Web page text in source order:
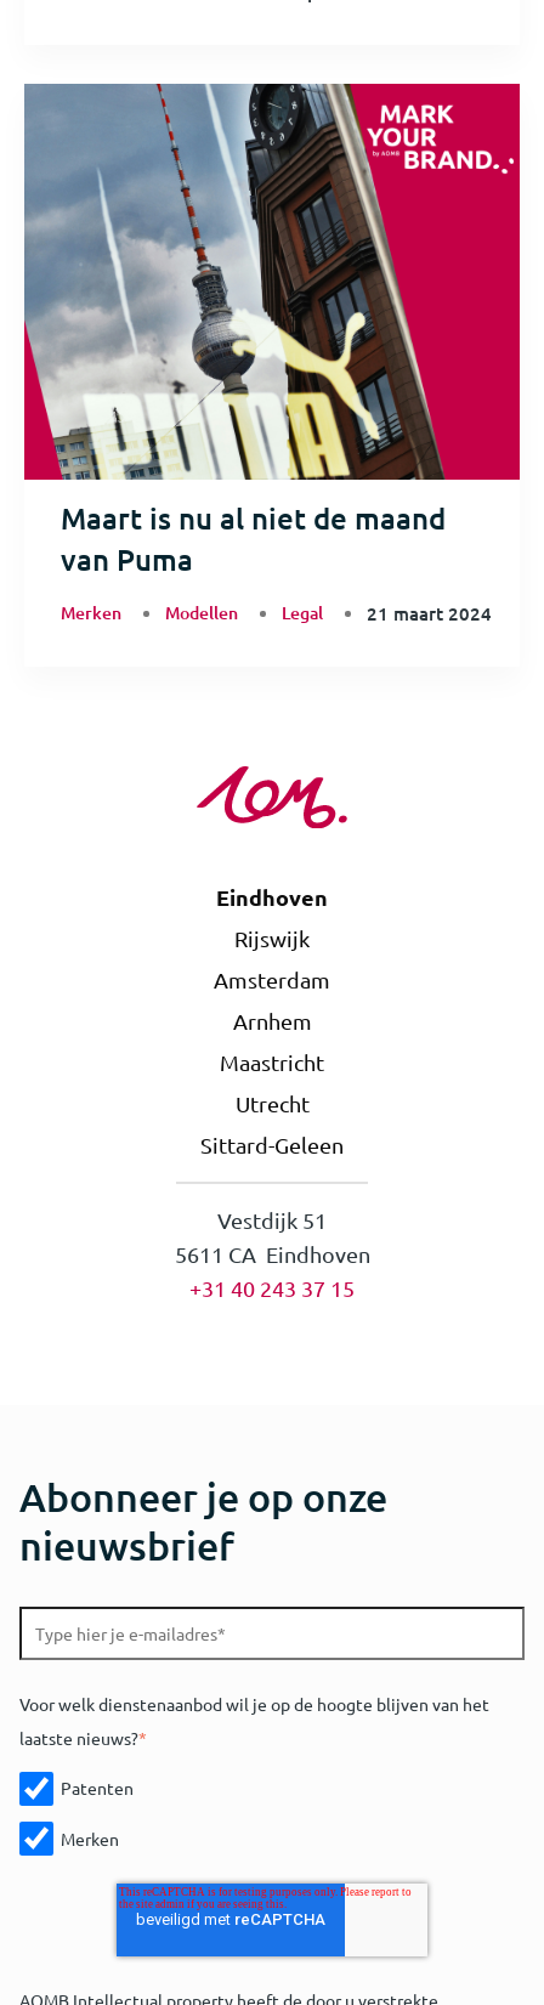
Maart is nu al niet de maand
van Puma
Merken Modellen Legal 21 maart 2024
Eindhoven
Rijswijk
Amsterdam
Arnhem
Maastricht
Utrecht
Sittard-Geleen
Vestdijk 51
5611 CA Eindhoven
+31 40 243 37 15
Abonneer je op onze
nieuwsbrief
Voor welk dienstenaanbod wil je op de hoogte blijven van het
laatste nieuws?*
Patenten
Merken
AOMB Intellectual property heeft de door u verstrekte